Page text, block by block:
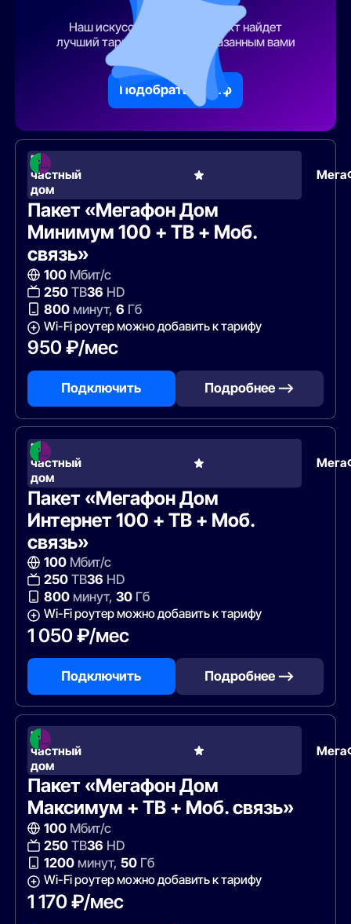
тарифа
Наш искусственный интеллект найдет
лучший тарифный план по указанным вами
Подобрать тариф
В
частный
дом
Пакет «Мегафон Дом
Минимум 100 + ТВ + Моб.
связь»
100Мбит/с
250ТВ36 HD
800минут, 6 Гб
Wi-Fi роутер можно добавить к тарифу
950 ₽/мес
Подключить Подробнее —>
В
частный
дом
Пакет «Мегафон Дом
Интернет 100 + ТВ + Моб.
связь»
100Мбит/с
250ТВ36 HD
800минут, 30Гб
Wi-Fi роутер можно добавить к тарифу
1 050 ₽/мес
Подключить Подробнее —>
В
частный
дом
Пакет «Мегафон Дом
Максимум + ТВ + Моб. связь»
100Мбит/с
250ТВ36 HD
1200минут, 50Гб
Wi-Fi роутер можно добавить к тарифу
1 170 ₽/мес